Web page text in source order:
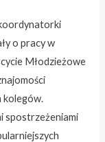
o pracy w
Młodzieżowe
kolegów.
spostrzeżeniami